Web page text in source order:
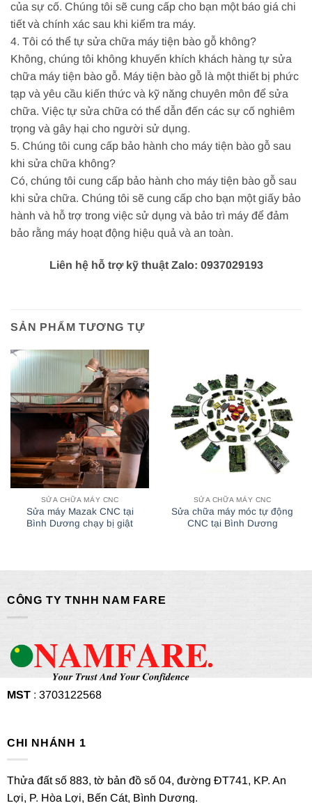
của sự cố. Chúng tôi sẽ cung cấp cho bạn một báo giá chi
tiết và chính xác sau khi kiểm tra máy.
4. Tôi có thể tự sửa chữa máy tiện bào gỗ không?
Không, chúng tôi không khuyến khích khách hàng tự sửa
chữa máy tiện bào gỗ. Máy tiện bào gỗ là một thiết bị phức
tạp và yêu cầu kiến thức và kỹ năng chuyên môn để sửa
chữa. Việc tự sửa chữa có thể dẫn đến các sự cố nghiêm
trọng và gây hại cho người sử dụng.
5. Chúng tôi cung cấp bảo hành cho máy tiện bào gỗ sau
khi sửa chữa không?
Có, chúng tôi cung cấp bảo hành cho máy tiện bào gỗ sau
khi sửa chữa. Chúng tôi sẽ cung cấp cho bạn một giấy bảo
hành và hỗ trợ trong việc sử dụng và bảo trì máy để đảm
bảo rằng máy hoạt động hiệu quả và an toàn.
Liên hệ hỗ trợ kỹ thuật Zalo: 0937029193
SẢN PHẨM TƯƠNG TỰ
SỬA CHỮA MÁY CNC
Sửa máy Mazak CNC tại
Bình Dương chạy bị giật
SỬA CHỮA MÁY CNC
Sửa chữa máy móc tự động
CNC tại Bình Dương
CÔNG TY TNHH NAM FARE
MST: 3703122568
CHI NHÁNH 1
Thửa đất số 883, tờ bản đồ số 04, đường ĐT741, KP. An
Lợi, P. Hòa Lợi, Bến Cát, Bình Dương.